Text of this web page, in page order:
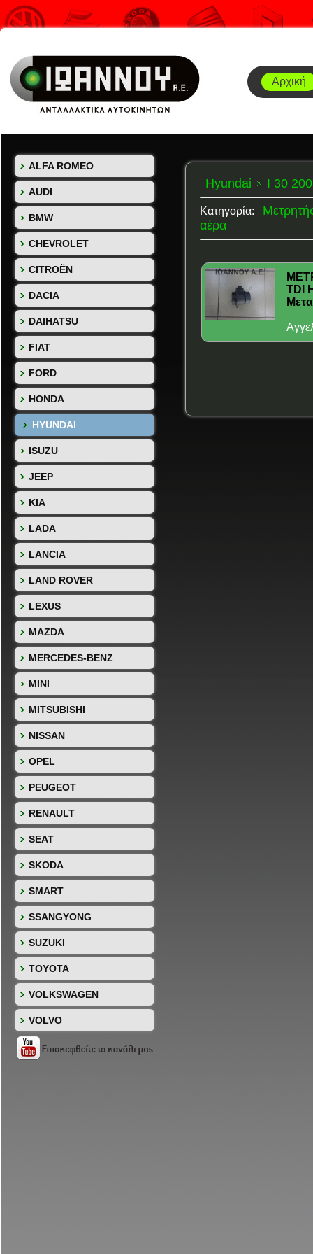
Αρχική
ALFA ROMEO
AUDI
BMW
CHEVROLET
CITROËN
DACIA
DAIHATSU
FIAT
FORD
HONDA
HYUNDAI
ISUZU
JEEP
KIA
LADA
LANCIA
LAND ROVER
LEXUS
MAZDA
MERCEDES-BENZ
MINI
MITSUBISHI
NISSAN
OPEL
PEUGEOT
RENAULT
SEAT
SKODA
SMART
SSANGYONG
SUZUKI
TOYOTA
VOLKSWAGEN
VOLVO
Hyundai I 30
Κατηγορία:
αέρα
TDI